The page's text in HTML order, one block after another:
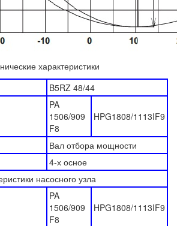
характеристики
B5RZ 48/44
PA
1506/909
F8
HPG1808/1113IF9
Вал отбора мощности
4-х осное
насосного узла
PA
1506/909
F8
HPG1808/1113IF9